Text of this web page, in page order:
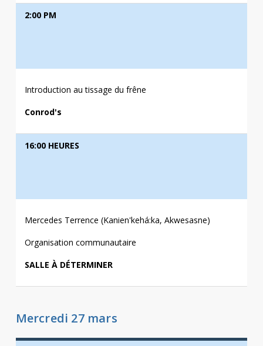
2:00 PM
Introduction au tissage du frêne
Conrod's
16:00 HEURES
Mercedes Terrence (Kanien'kehá:ka, Akwesasne)
Organisation communautaire
SALLE À DÉTERMINER
Mercredi 27 mars